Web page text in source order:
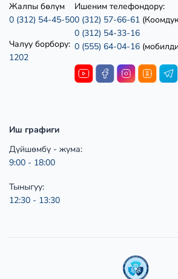
Жалпы бөлүм
0 (312) 54-45-50
Чалуу борбору:
1202
Ишеним телефондору:
0 (312) 57-66-61
0 (312) 54-33-16
0 (555) 64-04-16
Иш графиги
Дүйшөмбү - жума:
9:00 - 18:00
Тыныгуу:
12:30 - 13:30